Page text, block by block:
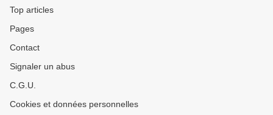
Top articles
Pages
Contact
Signaler un abus
C.G.U.
Cookies et données personnelles